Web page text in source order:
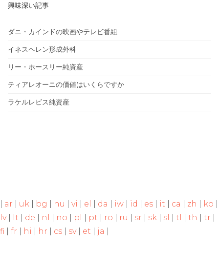
興味深い記事
ダニ・カインドの映画やテレビ番組
イネスヘレン形成外科
リー・ホースリー純資産
ティアレオーニの価値はいくらですか
ラケルレビス純資産
ar uk bg hu vi el da iw id es it ca zh ko
lv| lt de nl no pl pt ro ru sr sk sl tl th tr
fi
fr hi hr cs sv| et ja